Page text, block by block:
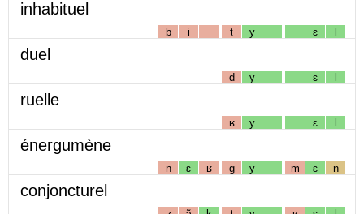
inhabituel
b i t y ɛ l
duel
d y ɛ l
ruelle
ʁ y ɛ l
énergumène
n ɛ ʁ g y m ɛ n
conjoncturel